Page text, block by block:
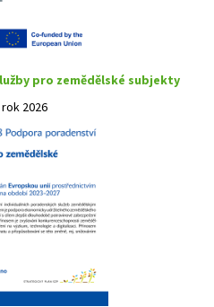
pro zemědělské subjekty
2026